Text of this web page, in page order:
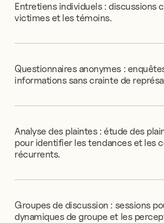
Entretiens individuels : discussions
victimes et lestémoins.
Questionnairesanonymes :
informationssanscrainte de
Analyse des plaintes : étude des
pour identifier lestendances et les
récurrents.
Groupesde discussion : sessions
dynamiquesde groupe et les